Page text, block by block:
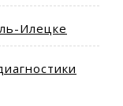
Илецке